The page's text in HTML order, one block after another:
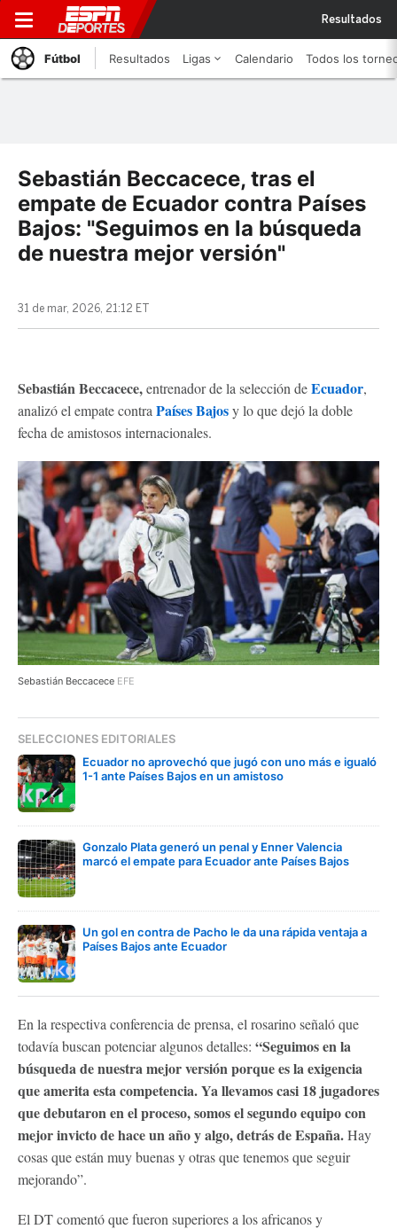
Resultados
Fútbol Resultados Ligas Calendario Todos los
Sebastián Beccacece, tras el
empate de Ecuador contra Países
Bajos: "Seguimos en la búsqueda
de nuestra mejor versión"
31 de mar, 2026, 21:12 ET
Sebastián Beccacece,entrenador de la selección deEcuador,
analizó el empate contra Países Bajosy lo que dejó la doble
fecha de amistosos internacionales.
Sebastián Beccacece EFE
SELECCIONES EDITORIALES
Ecuador no aprovechó que jugó con uno más e igualó
1-1 ante Países Bajos en un amistoso
Gonzalo Plata generó un penal y Enner Valencia
marcó el empate para Ecuador ante Países Bajos
Un gol en contra de Pacho le da una rápida ventaja a
Países Bajos ante Ecuador
En la respectiva conferencia de prensa, el rosarino señaló que
todavía buscan potenciar algunos detalles: “Seguimos en la
búsqueda de nuestra mejor versión porque es la exigencia
que amerita esta competencia. Ya llevamos casi 18 jugadores
que debutaron en el proceso, somos el segundo equipo con
mejor invicto de hace un año y algo, detrás de España.Hay
cosas que están muy buenas y otras que tenemos que seguir
mejorando”.
El DT comentó que fueron superiores a los africanos y